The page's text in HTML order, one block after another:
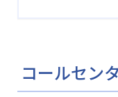
コールセン